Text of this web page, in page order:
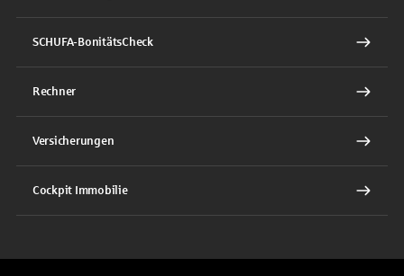
SCHUFA-BonitätsCheck
Rechner
Versicherungen
Cockpit Immobilie